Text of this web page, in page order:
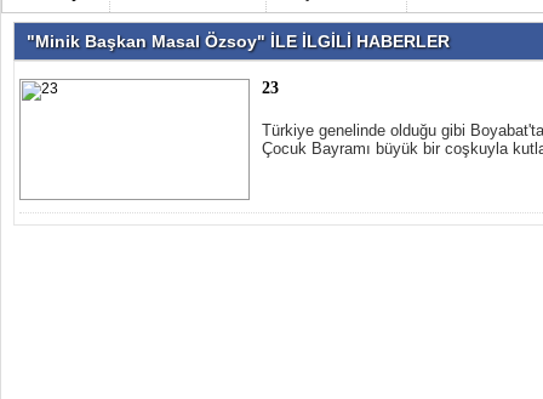
"Minik Başkan Masal Özsoy" İLE İLGİLİ HABERLER
23
Türkiye genelinde olduğu gibi
Çocuk Bayramı büyük bir coşkuyla